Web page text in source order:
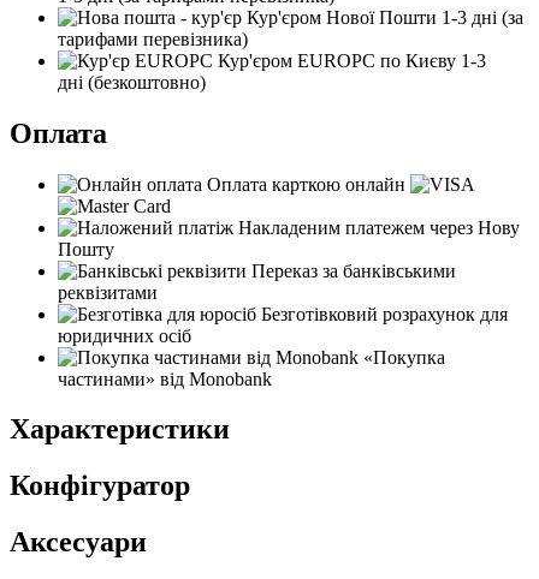
Кур'єром Нової Пошти 1-3 дні (за
тарифами перевізника)
Кур'єром EUROPC по Києву 1-3
дні (безкоштовно)
Оплата
Оплата карткою онлайн
Накладеним платежем через Нову
Пошту
Переказ за банківськими
реквізитами
Безготівковий розрахунок для
юридичних осіб
«Покупка
частинами» від Monobank
Характеристики
Конфігуратор
Аксесуари